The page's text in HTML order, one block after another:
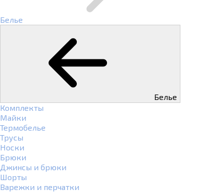
Белье
Белье
Комплекты
Майки
Термобелье
Трусы
Носки
Брюки
Джинсы и брюки
Шорты
Варежки и перчатки